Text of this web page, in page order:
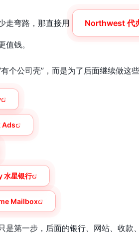
走弯路，那直接用 Northwest 代
钱。
个公司壳”，而是为了后面继续做这些
Ads
水星银行
Mailbox
是第一步，后面的银行、网站、收款